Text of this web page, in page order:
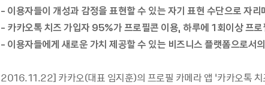
- 이용자들이 개성과 감정을 표현할 수 있는 자기 표현 수단으로 자리
- 카카오톡 치즈 가입자 95%가 프로필콘 이용, 하루에 1회이상 프로
- 이용자들에게 새로운 가치 제공할 수 있는 비즈니스 플랫폼으로서
2016.11.22] 카카오(대표 임지훈)의 프로필 카메라 앱 ‘카카오톡